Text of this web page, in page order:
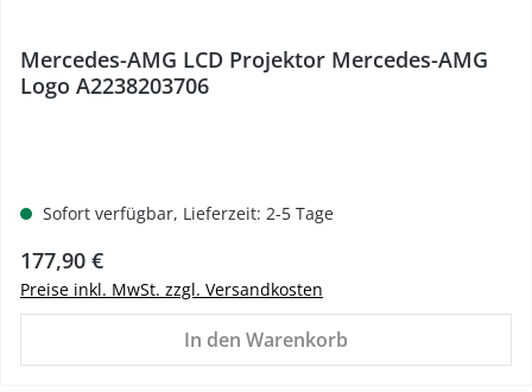
Mercedes-AMG LCD Projektor Mercedes-AMG
Logo A2238203706
Sofort verfügbar, Lieferzeit: 2-5 Tage
Regulärer Preis:
177,90 €
Preise inkl. MwSt. zzgl. Versandkosten
In den Warenkorb